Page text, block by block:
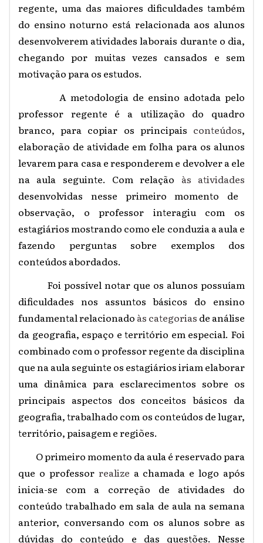
regente, uma das maiores dificuldades também
do ensino noturno está relacionada aos alunos
desenvolverem atividades laborais durante o dia,
chegando por muitas vezes cansados e sem
motivação para os estudos.
A metodologia de ensino adotada pelo
professor regente é a utilização do quadro
branco, para copiar os principais conteúdos,
elaboração de atividade em folha para os alunos
levarem para casa e responderem e devolver a ele
na aula seguinte. Com relação às atividades
desenvolvidas nesse primeiro momento de
observação, o professor interagiu com os
estagiários mostrando como ele conduzia a aula e
fazendo perguntas sobre exemplos dos
conteúdos abordados.
Foi possível notar que os alunos possuíam
dificuldades nos assuntos básicos do ensino
fundamental relacionado às categorias de análise
da geografia, espaço e território em especial. Foi
combinado com o professor regente da disciplina
que na aula seguinte os estagiários iriam elaborar
uma dinâmica para esclarecimentos sobre os
principais aspectos dos conceitos básicos da
geografia, trabalhado com os conteúdos de lugar,
território, paisagem e regiões.
O primeiro momento da aula é reservado para
que o professor realize a chamada e logo após
inicia-se com a correção de atividades do
conteúdo trabalhado em sala de aula na semana
anterior, conversando com os alunos sobre as
dúvidas do conteúdo e das questões. Nesse